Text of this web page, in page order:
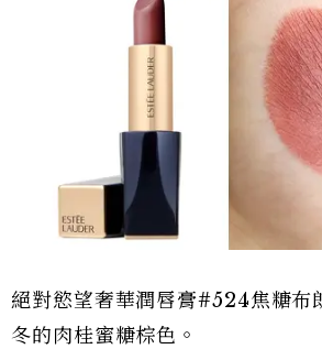
絕對慾望奢華潤唇膏#524焦糖布
冬的肉桂蜜糖棕色。